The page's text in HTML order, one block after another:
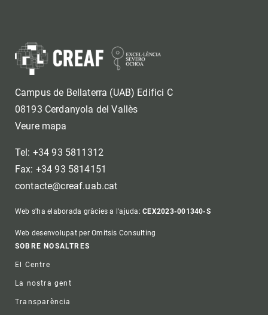
Campus de Bellaterra (UAB) Edifici C
08193 Cerdanyola del Vallès
Veure mapa
Tel: +34 93 5811312
Fax: +34 93 5814151
contacte@creaf.uab.cat
Web s'ha elaborada gràcies a l'ajuda:CEX2023-001340-S
Web desenvolupat per Omitsis Consulting
Footer
SOBRE NOSALTRES
El Centre
La nostra gent
Transparència